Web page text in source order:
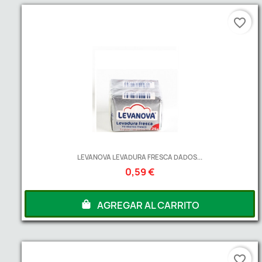
LEVANOVA LEVADURA FRESCA DADOS...
0,59 €
AGREGAR AL CARRITO
favorite_border